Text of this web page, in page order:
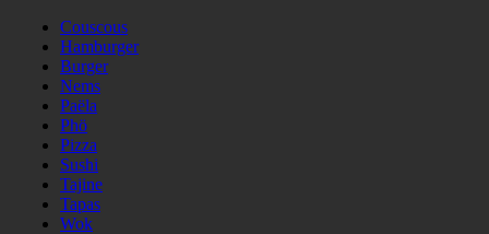
Couscous
Hamburger
Burger
Nems
Paëla
Phö
Pizza
Sushi
Tajine
Tapas
Wok